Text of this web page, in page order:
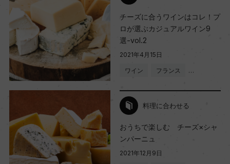
チーズに合うワインはコレ！プ
ロが選ぶカジュアルワイン9
選-vol.2
2021年4月15日
ワイン フランス …
料理に合わせる
おうちで楽しむ チーズ×シャ
ンパーニュ
2021年12月9日